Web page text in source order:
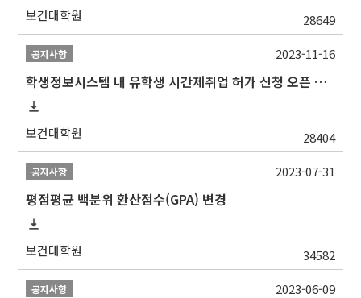
보건대학원 28649
공지사항
학생정보시스템 내 유학생 시간제취업 허가 신청 오픈 안내
보건대학원 28404
2023-11-16
공지사항
평점평균 백분위 환산점수(GPA) 변경
보건대학원 34582
2023-07-31
공지사항 2023-06-09